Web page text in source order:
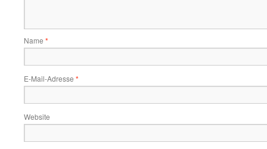
Name *
E-Mail-Adresse *
Website